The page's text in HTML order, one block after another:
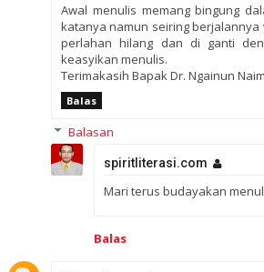
Awal menulis memang bingung
katanya namun seiring
perlahan hilang dan di ganti
keasyikan menulis.
Terimakasih Bapak Dr. Ngainun
Balas
Balasan
spiritliterasi.com
Mari terus budayakan
Balas